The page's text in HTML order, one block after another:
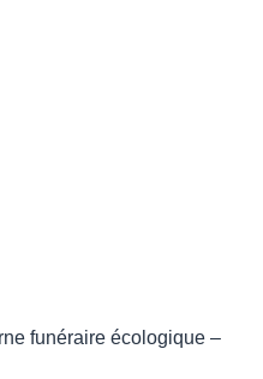
funéraire écologique –